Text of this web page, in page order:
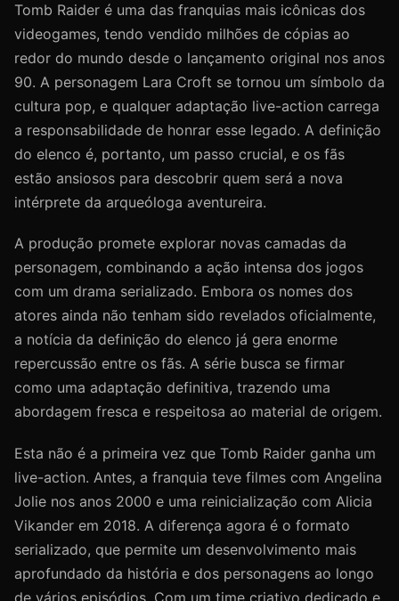
Tomb Raider é uma das franquias mais icônicas dos
videogames, tendo vendido milhões de cópias ao
redor do mundo desde o lançamento original nos anos
90. A personagem Lara Croft se tornou um símbolo da
cultura pop, e qualquer adaptação live-action carrega
a responsabilidade de honrar esse legado. A definição
do elenco é, portanto, um passo crucial, e os fãs
estão ansiosos para descobrir quem será a nova
intérprete da arqueóloga aventureira.
A produção promete explorar novas camadas da
personagem, combinando a ação intensa dos jogos
com um drama serializado. Embora os nomes dos
atores ainda não tenham sido revelados oficialmente,
a notícia da definição do elenco já gera enorme
repercussão entre os fãs. A série busca se firmar
como uma adaptação definitiva, trazendo uma
abordagem fresca e respeitosa ao material de origem.
Esta não é a primeira vez que Tomb Raider ganha um
live-action. Antes, a franquia teve filmes com Angelina
Jolie nos anos 2000 e uma reinicialização com Alicia
Vikander em 2018. A diferença agora é o formato
serializado, que permite um desenvolvimento mais
aprofundado da história e dos personagens ao longo
de vários episódios. Com um time criativo dedicado e